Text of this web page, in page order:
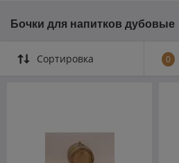
Бочки для напитков дубовые
Сортировка 0